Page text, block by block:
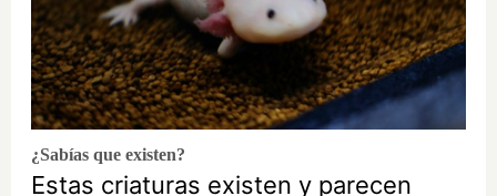
¿Sabías que existen?
Estas criaturas existen y parecen